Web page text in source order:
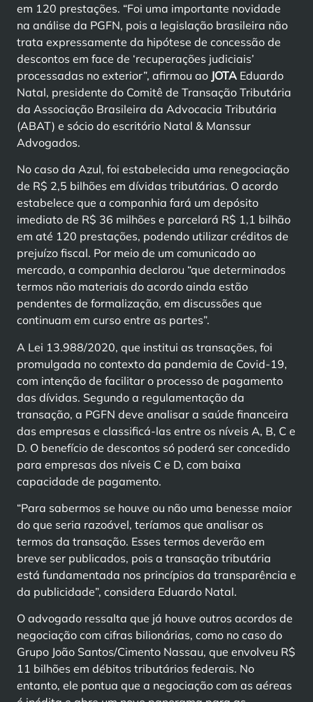
em 120 prestações. “Foi uma importante novidade
na análise da PGFN, pois a legislação brasileira não
trata expressamente da hipótese de concessão de
descontos em face de ‘recuperações judiciais’
processadas no exterior”, afirmou ao JOTA Eduardo
Natal, presidente do Comitê de Transação Tributária
da Associação Brasileira da Advocacia Tributária
(ABAT) e sócio do escritório Natal & Manssur
Advogados.
No caso da Azul, foi estabelecida uma renegociação
de R$ 2,5 bilhões em dívidas tributárias. O acordo
estabelece que a companhia fará um depósito
imediato de R$ 36 milhões e parcelará R$ 1,1 bilhão
em até 120 prestações, podendo utilizar créditos de
prejuízo fiscal. Por meio de um comunicado ao
mercado, a companhia declarou “que determinados
termos não materiais do acordo ainda estão
pendentes de formalização, em discussões que
continuam em curso entre as partes”.
A Lei 13.988/2020, que institui as transações, foi
promulgada no contexto da pandemia de Covid-19,
com intenção de facilitar o processo de pagamento
das dívidas. Segundo a regulamentação da
transação, a PGFN deve analisar a saúde financeira
das empresas e classificá-las entre os níveis A, B, C e
D. O benefício de descontos só poderá ser concedido
para empresas dos níveis C e D, com baixa
capacidade de pagamento.
“Para sabermos se houve ou não uma benesse maior
do que seria razoável, teríamos que analisar os
termos da transação. Esses termos deverão em
breve ser publicados, pois a transação tributária
está fundamentada nos princípios da transparência e
da publicidade”, considera Eduardo Natal.
O advogado ressalta que já houve outros acordos de
negociação com cifras bilionárias, como no caso do
Grupo João Santos/Cimento Nassau, que envolveu R$
11 bilhões em débitos tributários federais. No
entanto, ele pontua que a negociação com as aéreas